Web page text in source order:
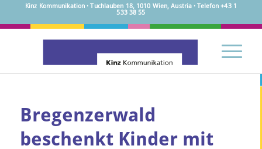
Kinz Kommunikation · Tuchlauben 18, 1010 Wien, Austria · Telefon +43 1
533 38 55
Bregenzerwald
beschenkt Kinder mit